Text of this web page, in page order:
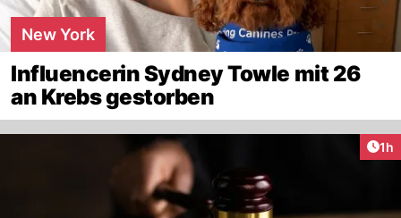
New York
Influencerin Sydney Towle mit 26
an Krebs gestorben
1h